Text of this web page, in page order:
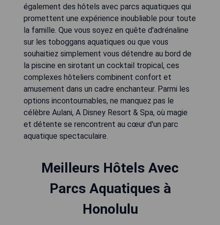
également des hôtels avec parcs aquatiques qui
promettent une expérience inoubliable pour toute
la famille. Que vous soyez en quête d'adrénaline
sur les toboggans aquatiques ou que vous
souhaitiez simplement vous détendre au bord de
la piscine en sirotant un cocktail tropical, ces
complexes hôteliers combinent confort et
amusement dans un cadre enchanteur. Parmi les
options incontournables, ne manquez pas le
célèbre Aulani, A Disney Resort & Spa, où magie
et détente se rencontrent au cœur d'un parc
aquatique spectaculaire.
Meilleurs Hôtels Avec
Parcs Aquatiques à
Honolulu